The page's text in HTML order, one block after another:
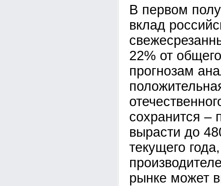
В первом
вклад
22% от
прогнозам
сохранится –
вырасти до
текущего
рынке может